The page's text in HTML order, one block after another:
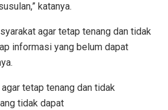
katanya.
agar tetap tenang dan tidak
informasi yang belum dapat
tetap tenang dan tidak
tidak dapat